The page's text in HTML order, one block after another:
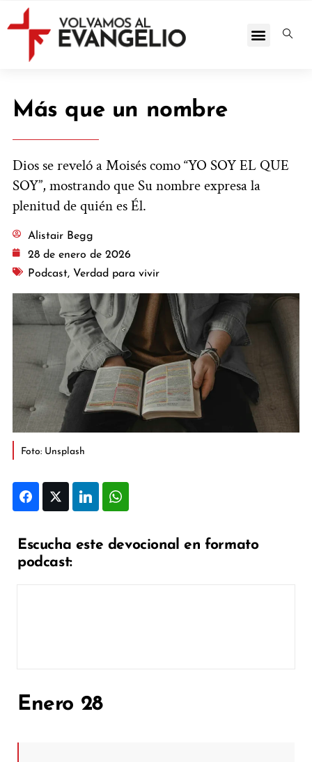
Más que un nombre
Dios se reveló a Moisés como “YO SOY EL QUE
SOY”, mostrando que Su nombre expresa la
plenitud de quién es Él.
Alistair Begg
28 de enero de 2026
Podcast, Verdad para vivir
Foto: Unsplash
FacebookTwitter LinkedIn
Escucha este devocional en formato
podcast:
Enero 28